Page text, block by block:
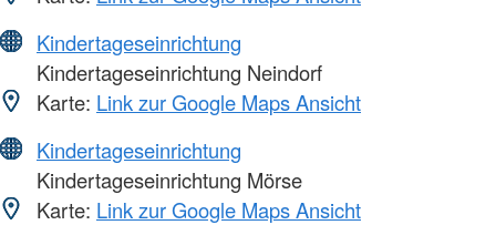
Kindertageseinrichtung
Kindertageseinrichtung Neindorf
Karte: Link zur Google Maps Ansicht
Kindertageseinrichtung
Kindertageseinrichtung Mörse
Karte: Link zur Google Maps Ansicht